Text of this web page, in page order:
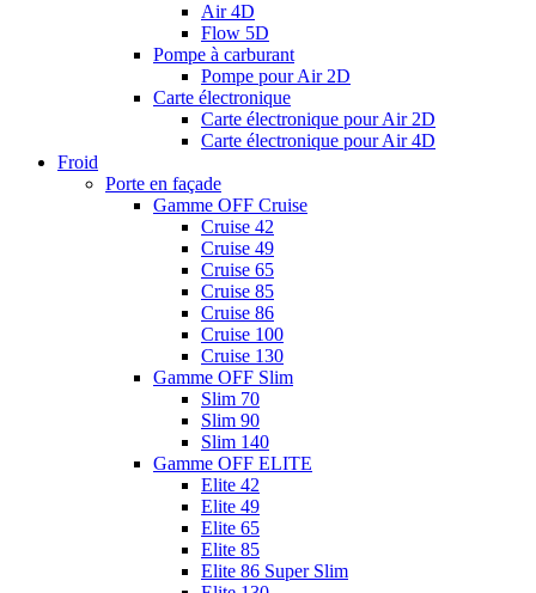
Air 4D
Flow 5D
Pompe à carburant
Pompe pour Air 2D
Carte électronique
Carte électronique pour Air 2D
Carte électronique pour Air 4D
Froid
Porte en façade
Gamme OFF Cruise
Cruise 42
Cruise 49
Cruise 65
Cruise 85
Cruise 86
Cruise 100
Cruise 130
Gamme OFF Slim
Slim 70
Slim 90
Slim 140
Gamme OFF ELITE
Elite 42
Elite 49
Elite 65
Elite 85
Elite 86 Super Slim